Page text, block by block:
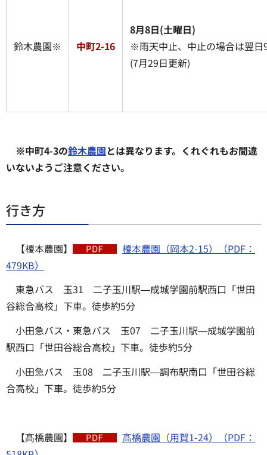
鈴木農園※ 中町2-16
8月8日(土曜日)
※雨天中止、中止の場合は翌日
(7月29日更新)
※中町4-3の鈴木農園とは異なります。くれぐれもお間違
いないようご注意ください。
行き方
【榎本農園】
榎本農園（岡本2-15）（PDF：
479KB）
東急バス 玉31 二子玉川駅―成城学園前駅西口「世田
谷総合高校」下車。徒歩約5分
小田急バス・東急バス 玉07 二子玉川駅―成城学園前
駅西口「世田谷総合高校」下車。徒歩約5分
小田急バス 玉08 二子玉川駅―調布駅南口「世田谷総
合高校」下車。徒歩約5分
【髙橋農園】
髙橋農園（用賀1-24）（PDF：